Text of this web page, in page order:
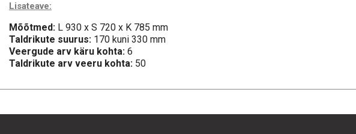
Lisateave:
Mõõtmed: L 930 x S 720 x K 785 mm
Taldrikute suurus: 170 kuni 330 mm
Veergude arv käru kohta: 6
Taldrikute arv veeru kohta: 50